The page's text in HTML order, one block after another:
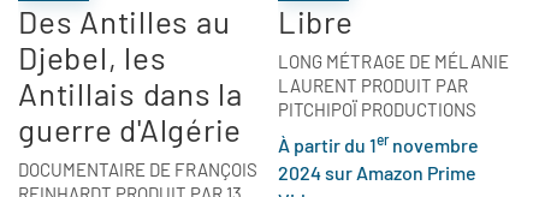
Des Antilles au
Djebel, les
Antillais dans la
guerre d'Algérie
DOCUMENTAIRE DE FRANÇOIS
Libre
LONG MÉTRAGE DE MÉLANIE
LAURENT PRODUIT PAR
PITCHIPOÏ PRODUCTIONS
À partir du 1ernovembre
2024 sur Amazon Prime